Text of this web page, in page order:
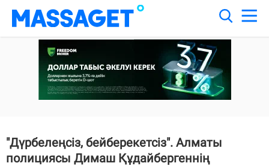
"Дүрбелеңсіз, бейберекетсіз". Алматы
полициясы Димаш Құдайбергеннің